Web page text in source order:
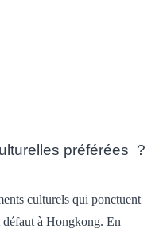
préférées ?
culturels qui ponctuent
défaut à Hongkong. En